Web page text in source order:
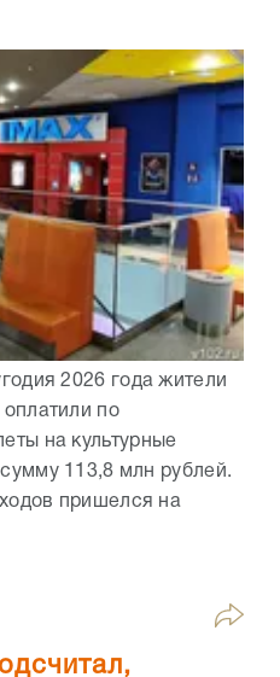
2026 года жители
оплатили по
на культурные
113,8 млн рублей.
пришелся на